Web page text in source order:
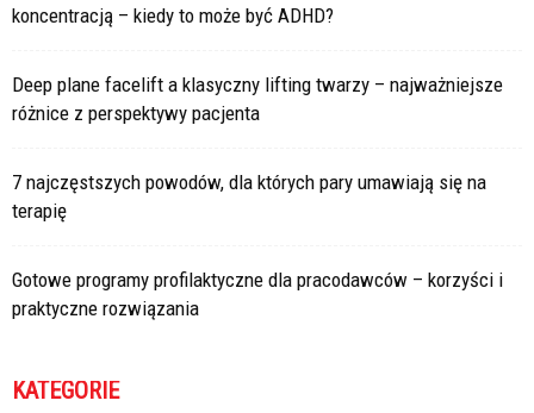
koncentracją – kiedy to może być ADHD?
Deep plane facelift a klasyczny lifting twarzy – najważniejsze
różnice z perspektywy pacjenta
7 najczęstszych powodów, dla których pary umawiają się na
terapię
Gotowe programy profilaktyczne dla pracodawców – korzyści i
praktyczne rozwiązania
KATEGORIE